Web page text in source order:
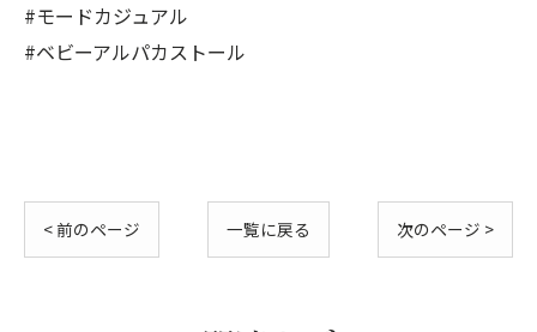
#モードカジュアル
#ベビーアルパカストール
< 前のページ 一覧に戻る 次のページ >